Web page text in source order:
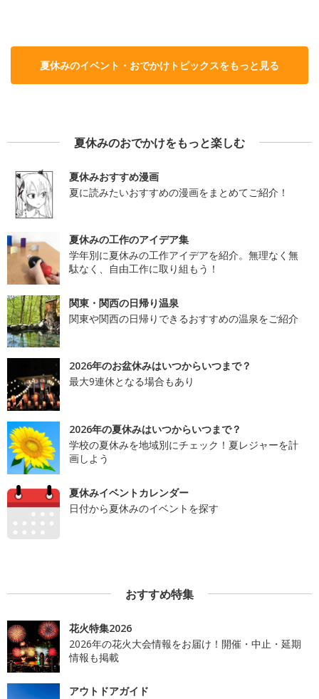
夏休みのイベント・おでかけトピックスをもっと見る
夏休みのおでかけをもっと楽しむ
夏休みおすすめ漫画
夏に読みたいおすすめの漫画をまとめてご紹介！
夏休みの工作のアイデア集
学年別に夏休みの工作アイデアを紹介。無理なく無
駄なく、自由工作に取り組もう！
関東・関西の日帰り温泉
関東や関西の日帰りできるおすすめの温泉をご紹介
2026年のお盆休みはいつからいつまで？
最大9連休となる場合もあり
2026年の夏休みはいつからいつまで？
学校の夏休みを地域別にチェック！夏レジャーを計
画しよう
夏休みイベントカレンダー
日付から夏休みのイベントを探す
おすすめ特集
花火特集2026
2026年の花火大会情報をお届け！開催・中止・延期
情報も掲載
アウトドアガイド